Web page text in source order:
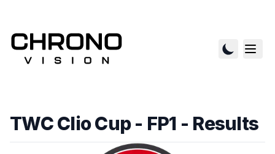
TWC Clio Cup - FP1 - Results